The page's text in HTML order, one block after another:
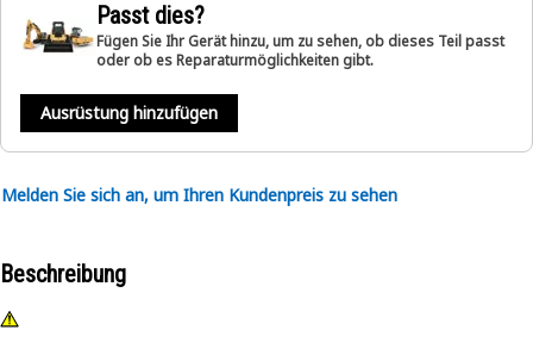
Passt dies?
Fügen Sie Ihr Gerät hinzu, um zu sehen, ob dieses Teil passt
oder ob es Reparaturmöglichkeiten gibt.
Ausrüstung hinzufügen
Melden Sie sich an, um Ihren Kundenpreis zu sehen
Beschreibung